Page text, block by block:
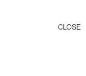
CLOSE